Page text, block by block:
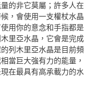
的非它莫屬；許多人在
，會使用一支權杖水晶
用你的意念和手指都是
里亞水晶，它會是完成
列木里亞水晶是目前頻
當巨大強有力的能量，
在最具有高承載力的水